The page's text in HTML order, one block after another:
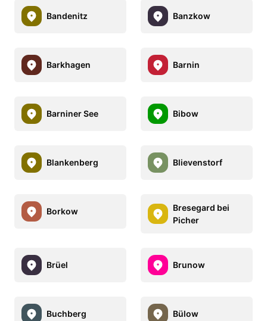
Bandenitz Banzkow
Barkhagen Barnin
Barniner See Bibow
Blankenberg Blievenstorf
Borkow
Bresegard bei
Picher
Brüel Brunow
Buchberg Bülow